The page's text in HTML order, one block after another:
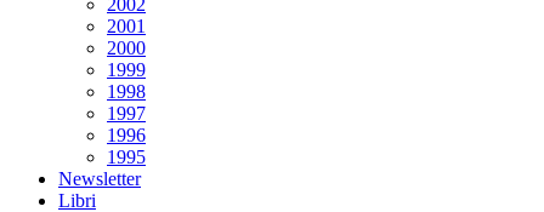
2002
2001
2000
1999
1998
1997
1996
1995
Newsletter
Libri